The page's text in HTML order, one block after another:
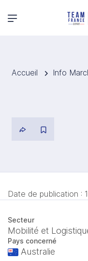
Menu principal
Accueil Info
Date de publication :
Secteur
Mobilité et
Pays concerné
Australie